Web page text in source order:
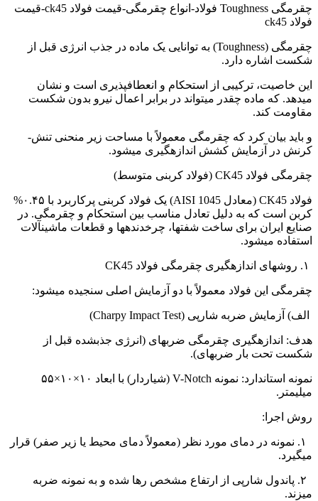
چقرمگی Toughness فولاد-انواع چقرمگی-قیمت فولاد ck45-قیمت
فولاد ck45
چقرمگی (Toughness) به توانایی یک ماده در جذب انرژی قبل از
شکست اشاره دارد.
این خاصیت، ترکیبی از استحکام و انعطافپذیری است و نشان
میدهد. که ماده چقدر میتواند در برابر اعمال نیرو بدون شکست
مقاومت کند.
و باید بیان کرد که چقرمگی معمولاً با مساحت زیر منحنی تنش-
کرنش در آزمایش کشش اندازهگیری میشود.
چقرمگی فولاد CK45 (فولاد کربنی متوسط)
فولاد CK45 (معادل AISI 1045) یک فولاد کربنی پرکاربرد با ۰.۴۵%
کربن است که به دلیل تعادل مناسب بین استحکام و چقرمگی. در
صنایع ایران برای ساخت شفتها، چرخدندهها و قطعات ماشینآلات
استفاده میشود.
چقرمگی این فولاد معمولاً با دو آزمایش اصلی سنجیده میشود:
الف) آزمایش ضربه شارپی (Charpy Impact Test)
هدف: اندازهگیری چقرمگی ضربهای (انرژی جذبشده قبل از
شکست تحت بار ضربهای).
نمونه استاندارد: نمونه V-Notch (شیاردار) با ابعاد ۱۰×۱۰×۵۵
میلیمتر.
روش اجرا:
۱. نمونه در دمای مورد نظر (معمولاً دمای محیط یا زیر صفر) قرار
میگیرد.
۲. پاندول شارپی از ارتفاع مشخص رها شده و به نمونه ضربه
میزند.